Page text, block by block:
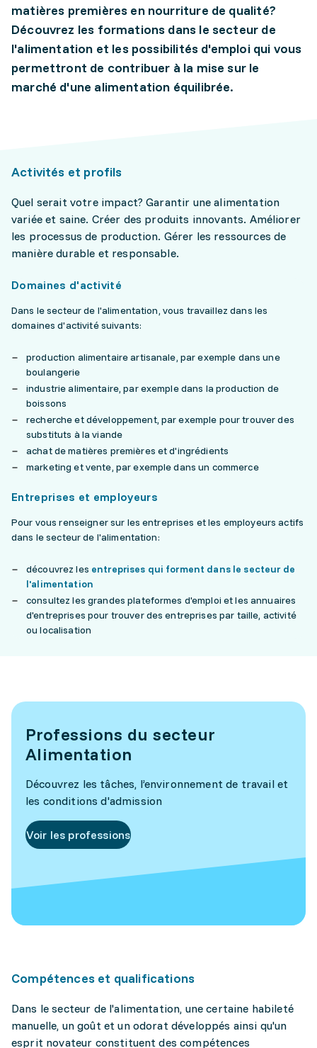
matières premières en nourriture de qualité?
Découvrez les formations dans le secteur de
l'alimentation et les possibilités d'emploi qui vous
permettront de contribuer à la mise sur le
marché d'une alimentation équilibrée.
Activités et profils
Quel serait votre impact? Garantir une alimentation
variée et saine. Créer des produits innovants. Améliorer
les processus de production. Gérer les ressources de
manière durable et responsable.
Domaines d'activité
Dans le secteur de l'alimentation, vous travaillez dans les
domaines d'activité suivants:
production alimentaire artisanale, par exemple dans une
boulangerie
industrie alimentaire, par exemple dans la production de
boissons
recherche et développement, par exemple pour trouver des
substituts à la viande
achat de matières premières et d'ingrédients
marketing et vente, par exemple dans un commerce
Entreprises et employeurs
Pour vous renseigner sur les entreprises et les employeurs actifs
dans le secteur de l'alimentation:
découvrez les entreprises qui forment dans le secteur de
l'alimentation
consultez les grandes plateformes d'emploi et les annuaires
d'entreprises pour trouver des entreprises par taille, activité
ou localisation
Professions du secteur
Alimentation
Découvrez les tâches, l’environnement de travail et
les conditions d'admission
Voir les professions
Compétences et qualifications
Dans le secteur de l'alimentation, une certaine habileté
manuelle, un goût et un odorat développés ainsi qu'un
esprit novateur constituent des compétences